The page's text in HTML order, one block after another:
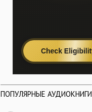
ПОПУЛЯРНЫЕ АУДИОКНИГИ